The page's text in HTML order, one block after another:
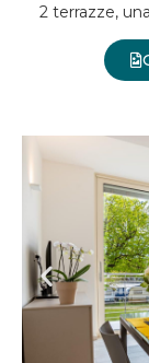
2 terrazze,